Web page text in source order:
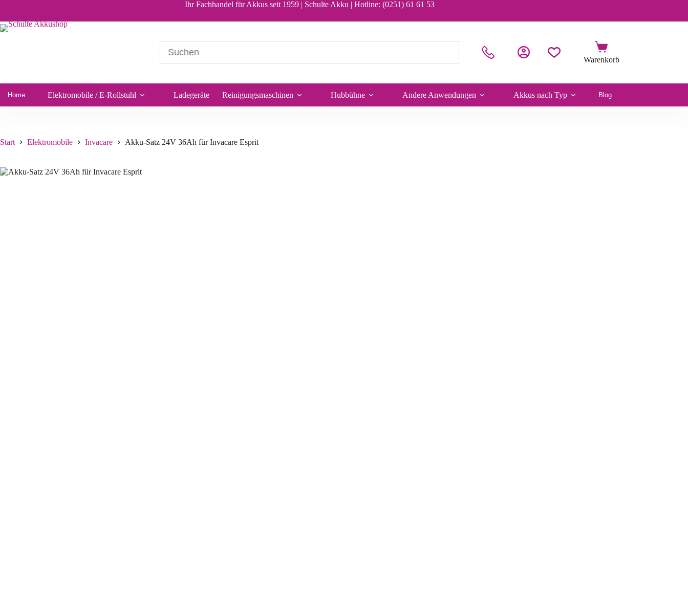
In den Warenkorb
Ihr Fachhandel für Akkus seit 1959 | Schulte Akku | Hotline: (0251) 61 61 53
Home Elektromobile / E-Rollstuhl Ladegeräte Reinigungsmaschinen Hubbühne Andere Anwendungen Akkus nach Typ Blog
Start Elektromobile Invacare Akku-Satz 24V 36Ah für Invacare Esprit